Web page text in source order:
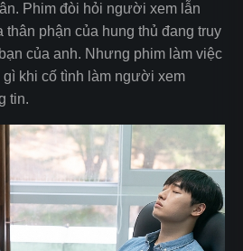
Phim đòi hỏi người xem lẫn
thân phận của hung thủ đang truy
của anh. Nhưng phim làm việc
gì khi cố tình làm người xem
tin.